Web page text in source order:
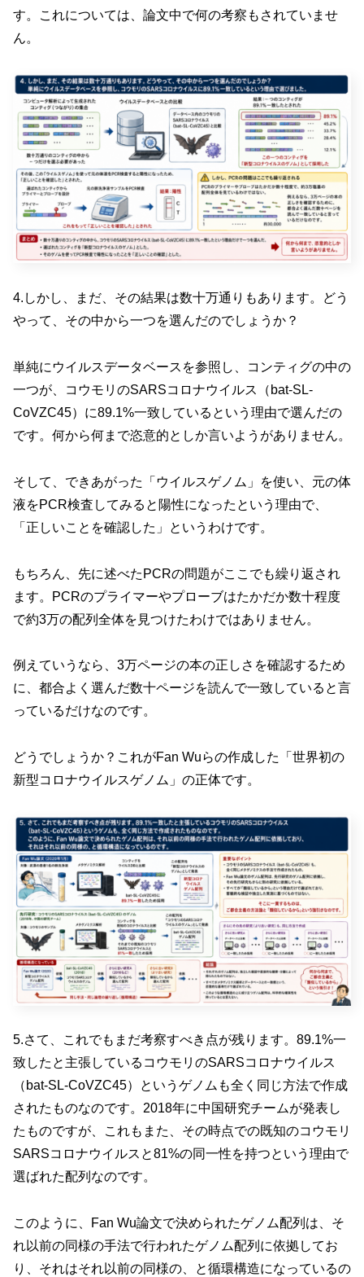
す。これについては、論文中で何の考察もされていませ
ん。
4.しかし、まだ、その結果は数十万通りもあります。どう
やって、その中から一つを選んだのでしょうか？
単純にウイルスデータベースを参照し、コンティグの中の
一つが、コウモリのSARSコロナウイルス（bat-SL-
CoVZC45）に89.1%一致しているという理由で選んだの
です。何から何まで恣意的としか言いようがありません。
そして、できあがった「ウイルスゲノム」を使い、元の体
液をPCR検査してみると陽性になったという理由で、
「正しいことを確認した」というわけです。
もちろん、先に述べたPCRの問題がここでも繰り返され
ます。PCRのプライマーやプローブはたかだか数十程度
で約3万の配列全体を見つけたわけではありません。
例えていうなら、3万ページの本の正しさを確認するため
に、都合よく選んだ数十ページを読んで一致していると言
っているだけなのです。
どうでしょうか？これがFan Wuらの作成した「世界初の
新型コロナウイルスゲノム」の正体です。
5.さて、これでもまだ考察すべき点が残ります。89.1%一
致したと主張しているコウモリのSARSコロナウイルス
（bat-SL-CoVZC45）というゲノムも全く同じ方法で作成
されたものなのです。2018年に中国研究チームが発表し
たものですが、これもまた、その時点での既知のコウモリ
SARSコロナウイルスと81%の同一性を持つという理由で
選ばれた配列なのです。
このように、Fan Wu論文で決められたゲノム配列は、そ
れ以前の同様の手法で行われたゲノム配列に依拠してお
り、それはそれ以前の同様の、と循環構造になっているの